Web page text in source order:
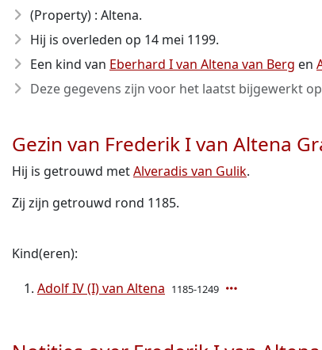
(Property) : Altena.
Hij is overleden op 14 mei 1199.
Een kind van Eberhard I van Altena van Berg en
Deze gegevens zijn voor het laatst bijgewerkt op
Gezin van Frederik I van Altena
Hij is getrouwd metAlveradis van Gulik.
Zij zijn getrouwd rond 1185.
Kind(eren):
Adolf IV (I) van Altena 1185-1249